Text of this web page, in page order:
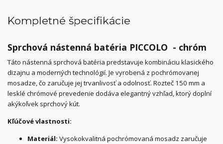
Kompletné špecifikácie
Sprchová nástenná batéria PICCOLO - chróm
Táto nástenná sprchová batéria predstavuje kombináciu klasického
dizajnu a moderných technológií. Je vyrobená z pochrómovanej
mosadze, čo zaručuje jej trvanlivosť a odolnosť. Rozteč 150 mm a
lesklé chrómové prevedenie dodáva elegantný vzhľad, ktorý doplní
akýkoľvek sprchový kút.
Kľúčové vlastnosti:
Materiál: Vysokokvalitná pochrómovaná mosadz zaručuje